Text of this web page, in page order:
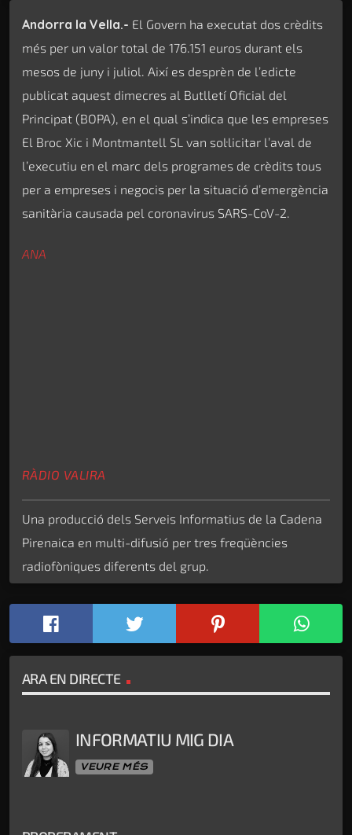
Andorra la Vella.- El Govern ha executat dos crèdits
més per un valor total de 176.151 euros durant els
mesos de juny i juliol. Així es desprèn de l’edicte
publicat aquest dimecres al Butlletí Oficial del
Principat (BOPA), en el qual s’indica que les empreses
El Broc Xic i Montmantell SL van sol·licitar l’aval de
l’executiu en el marc dels programes de crèdits tous
per a empreses i negocis per la situació d’emergència
sanitària causada pel coronavirus SARS-CoV-2.
ANA
RÀDIO VALIRA
Una producció dels Serveis Informatius de la Cadena
Pirenaica en multi-difusió per tres freqüències
radiofòniques diferents del grup.
ARA EN DIRECTE
INFORMATIU MIG DIA
VEURE MÉS